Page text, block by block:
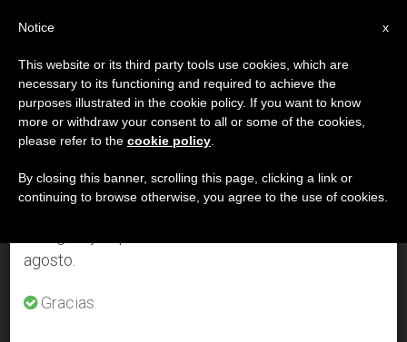
DÍA
Junio 16th, 2006
ÚLTIMAS NOTICIAS
El Papa recibe en audiencia al director general de los
×
Aviso importante
Del 27 de julio al 7 de agosto haremos la pausa
anual, aprovechando que en el periodo de verano
se generan menos informaciones y también el
agosto.
Gracias.
x
Notice
This website or its third party tools use cookies, which are
necessary to its functioning and required to achieve the
purposes illustrated in the cookie policy. If you want to know
more or withdraw your consent to all or some of the cookies,
please refer to the cookie policy
By closing this banner, scrolling this page, clicking a link or
continuing to browse otherwise, you agree to the use of cookies.